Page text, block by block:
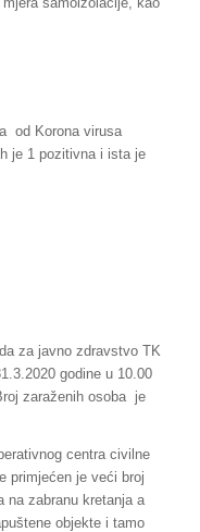
od Korona virusa
je 1 pozitivna i ista je
za javno zdravstvo TK
godine u 10.00
zaraženih osoba je
centra civilne
primjećen je veći broj
na zabranu kretanja a
objekte i tamo